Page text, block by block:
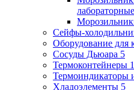
Сейфы-
Оборудование для
Сосуды Дьюара 5
Термоконтейнеры
Термоиндикаторы
Хладоэлементы 5